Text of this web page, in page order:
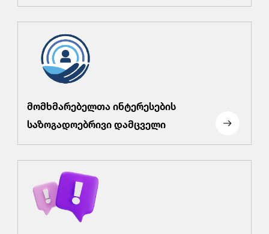
მომხმარებელთა ინტერესების
საზოგადოებრივი დამცველი